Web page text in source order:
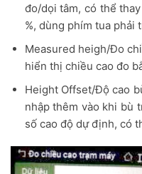
đo/dọi tâm, có thể
%, dùng phím tua phải
Measured heigh/Đo
hiển thị chiều cao đo
Height Offset/Độ cao
nhập thêm vào khi bù
số cao độ dự định, có